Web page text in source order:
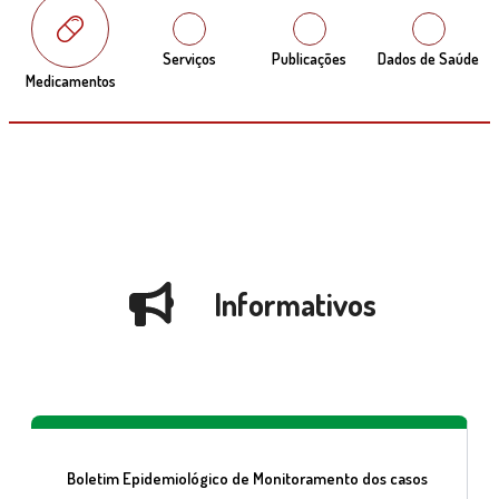
Medicamentos
Serviços Publicações Dados de Saúde
Informativos
Boletim Epidemiológico de Monitoramento dos casos